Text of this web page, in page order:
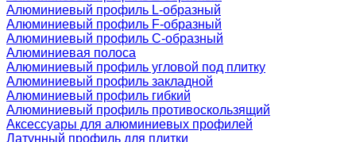
Алюминиевый профиль L-образный
Алюминиевый профиль F-образный
Алюминиевый профиль C-образный
Алюминиевая полоса
Алюминиевый профиль угловой под плитку
Алюминиевый профиль закладной
Алюминиевый профиль гибкий
Алюминиевый профиль противоскользящий
Аксессуары для алюминиевых профилей
Латунный профиль для плитки